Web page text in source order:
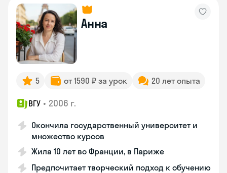
Анна
5 от 1590 ₽ за урок 20 лет опыта
ВГУ • 2006 г.
Окончила государственный университет и
множество курсов
Жила 10 лет во Франции, в Париже
Предпочитает творческий подход к обучению